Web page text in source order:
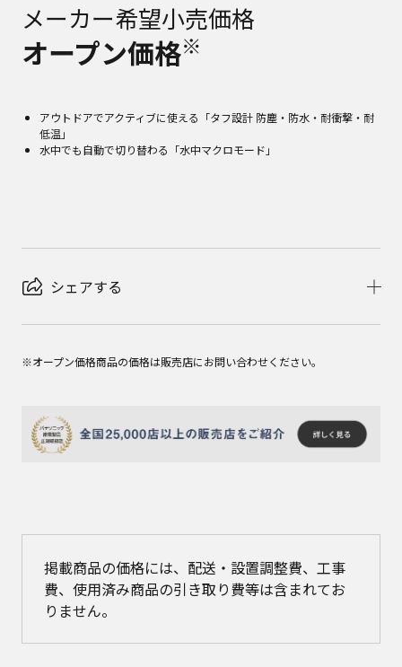
メーカー希望小売価格
オープン価格※
アウトドアでアクティブに使える「タフ設計 防塵・防水・耐衝撃・耐
低温」
水中でも自動で切り替わる「水中マクロモード」
シェアする
※オープン価格商品の価格は販売店にお問い合わせください。
掲載商品の価格には、配送・設置調整費、工事
費、使用済み商品の引き取り費等は含まれてお
りません。